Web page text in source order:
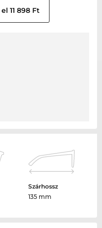
el 11 898 Ft
Szárhossz
135 mm